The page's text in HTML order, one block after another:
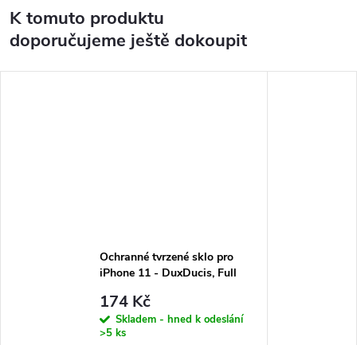
K tomuto produktu
doporučujeme ještě dokoupit
Ochranné tvrzené sklo pro
iPhone 11 - DuxDucis, Full
174 Kč
Skladem - hned k odeslání
>5 ks